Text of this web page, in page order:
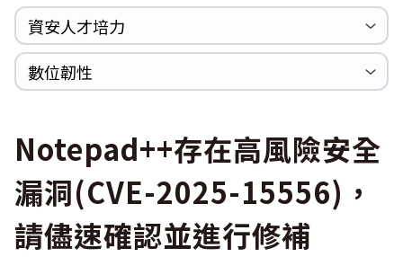
Log4shell
WannaCrypt
Heartbleed
資安人才培力
巡迴研討會
CCOE資安實戰人才培育計畫成果簡介
資安人才培訓服務網
資安系列競賽網站
數位韌性
Notepad++存在高風險安全
漏洞(CVE-2025-15556)，
請儘速確認並進行修補